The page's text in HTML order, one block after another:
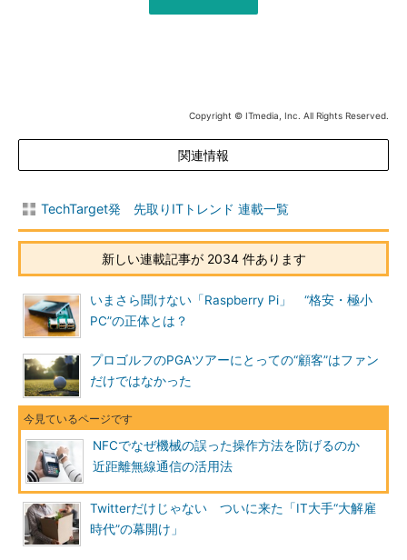
Copyright © ITmedia, Inc. All Rights Reserved.
関連情報
TechTarget発 先取りITトレンド 連載一覧
新しい連載記事が 2034 件あります
いまさら聞けない「Raspberry Pi」 “格安・極小
PC”の正体とは？
プロゴルフのPGAツアーにとっての“顧客”はファン
だけではなかった
NFCでなぜ機械の誤った操作方法を防げるのか
近距離無線通信の活用法
Twitterだけじゃない ついに来た「IT大手“大解雇
時代”の幕開け」